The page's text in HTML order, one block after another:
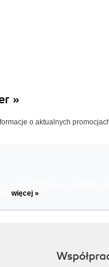
»
o aktualnych
więcej »